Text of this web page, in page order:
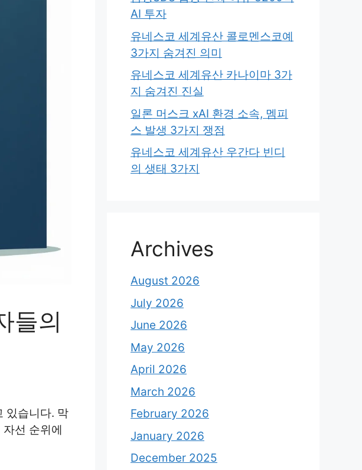
들의
있습니다. 막
선 순위에
AI 투자
유네스코 세계유산 콜로멘스코예
3가지 숨겨진 의미
유네스코 세계유산 카나이마 3가
지 숨겨진 진실
일론 머스크 xAI 환경 소속, 멤피
스 발생 3가지 쟁점
유네스코 세계유산 우간다 빈디
의 생태 3가지
Archives
August 2026
July 2026
June 2026
May 2026
April 2026
March 2026
February 2026
January 2026
December 2025